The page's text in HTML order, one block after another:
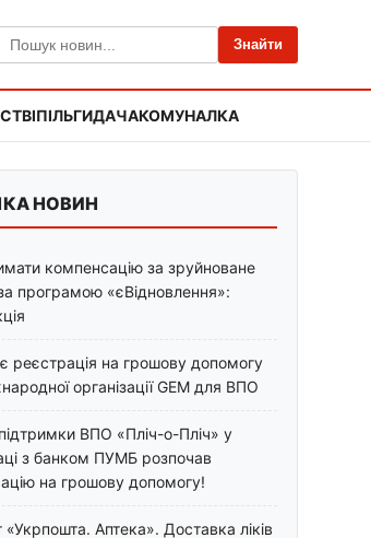
Знайти
ПІЛЬГИДАЧАКОМУНАЛКА
НОВИН
компенсацію за зруйноване
програмою «єВідновлення»:
реєстрація на грошову допомогу
організації GEM для ВПО
ВПО «Пліч-о-Пліч» у
з банком ПУМБ розпочав
на грошову допомогу!
Аптека». Доставка ліків